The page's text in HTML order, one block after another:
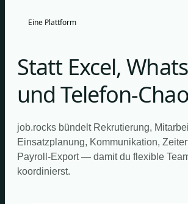
Eine Plattform
Statt Excel,
und Telefon-
job.rocks bündelt Rekrutierung,
Einsatzplanung, Kommunikation,
Payroll-Export — damit du flexible
koordinierst.